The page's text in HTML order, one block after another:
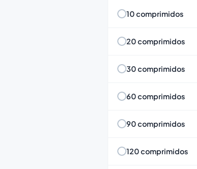
10 comprimidos
20 comprimidos
30 comprimidos
60 comprimidos
90 comprimidos
120 comprimidos